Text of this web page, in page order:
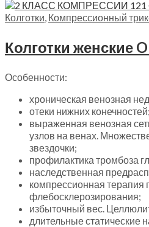
Колготки Компрессионный
Особенности:
хроническая венозная
отеки нижних конечностей;
выраженная венозная
узлов на венах.
звездочки;
профилактика тромбоза
наследственная
компрессионная терапия
флебосклерозирования;
избыточный вес.
длительные статические